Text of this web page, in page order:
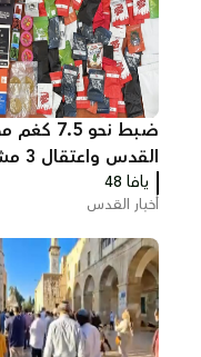
ضبط نحو
القدس واعتقال 3 مشتبهين
يافا 48
أخبار القدس